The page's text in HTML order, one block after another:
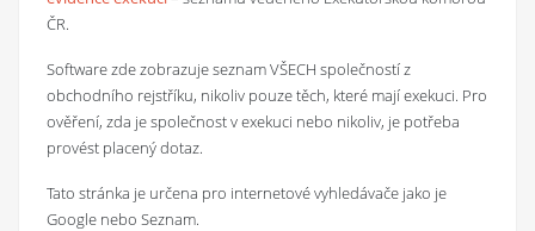
ČR.
Software zde zobrazuje seznam VŠECH společností z
obchodního rejstříku, nikoliv pouze těch, které mají exekuci. Pro
ověření, zda je společnost v exekuci nebo nikoliv, je potřeba
provést placený dotaz.
Tato stránka je určena pro internetové vyhledávače jako je
Google nebo Seznam.